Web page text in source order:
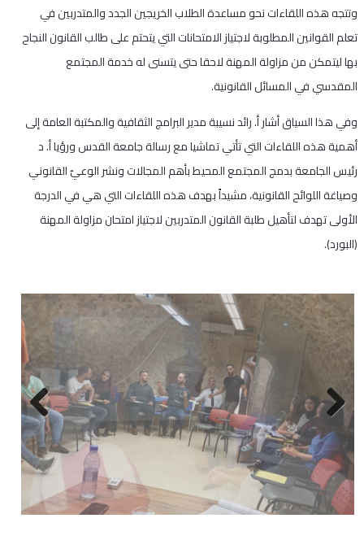
وتتجه هذه اللقاءات نحو مساعدة الطلاب الخريجين الجدد والمتدربين في
تعلم القوانين المطلوبة لاجتياز الامتحانات التي يتحتم على طالب القانون النجاح
بها ليتمكن من مزاولة المهنة لاحقا حتى يتسنى له خدمة المجتمع
المقدسي في المسائل القانونية.
وفي هذا السياق أشار أ. رائد نسيبة مدير البرامج الثقافية والمكتبة العامة إلى
أهمية هذه اللقاءات التي تأتي تماشيا مع رسالة جامعة القدس ورؤيا أ. د
رئيس الجامعة بدمج المجتمع المحيط بأهم المجالات ونشر الوعيّ القانوني
وصياغة اللوائح القانونية، مشيداً بهدف هذه اللقاءات التي هي في الدرجة
الأولى تهدف لتأهيل طلبة القانون المتدربين لاجتياز امتحان مزاولة المهنة
(البورد).
Previous
Next